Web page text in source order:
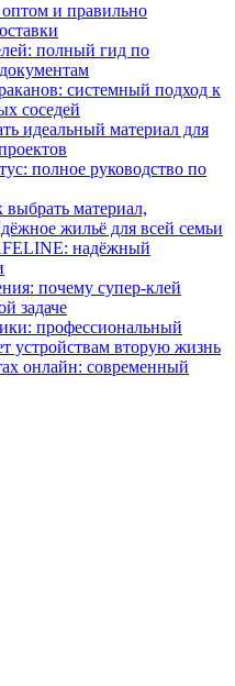
и правильно
полный гид по
системный подход к
соседей
идеальный материал для
полное руководство по
материал,
жильё для всей семьи
надёжный
почему супер‑клей
задаче
профессиональный
устройствам вторую жизнь
онлайн: современный